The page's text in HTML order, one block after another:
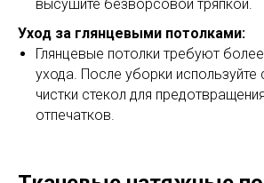
высушите безворсовой тряпкой.
Уход за глянцевыми потолками:
Глянцевые потолки требуют
ухода. После уборки используйте
чистки стекол для
отпечатков.